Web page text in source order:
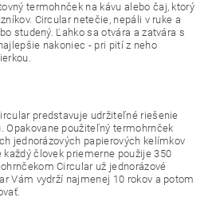
termohnček na kávu alebo čaj, ktorý
Circular netečie, nepáli v ruke a
studený. Ľahko sa otvára a zatvára s
nakoniec - pri pití z neho
predstavuje udržiteľné riešenie
Opakovane použiteľný termohrnček
jednorázových papierových kelímkov
každý človek priemerne použije 350
Circular už jednorázové
Vám vydrží najmenej 10 rokov a potom